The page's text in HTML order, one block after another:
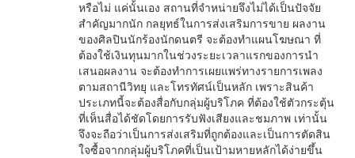
หรือไม่ แค่นั้นเอง สถานที่จำหน่ายจึงไม่ได้เป็นปัจจัย
สำคัญมากนัก กลยุทธ์ในการส่งเสริมการขาย ผลงาน
ของศิลปินนักร้องนักดนตรี จะต้องทำแผนโฆษณา ที่
ต้องใช้เงินทุนมากในช่วงระยะเวลาแรกของการนำ
เสนอผลงาน จะต้องทำการเผยแพร่ทางรายการเพลง
ตามสถานีวิทยุ และโทรทัศน์เป็นหลัก เพราะสินค้า
ประเภทนี้จะต้องสื่อกับกลุ่มผู้บริโภค ที่ต้องใช้ตัวกระตุ้น
ที่เห็นสื่อได้ชัดโดยการรับฟังเสียงและชมภาพ เท่านั้น
จึงจะถือว่าเป็นการส่งเสริมที่ถูกต้องและเป็นการตัดสิน
ใจซื้อจากกลุ่มผู้บริโภคที่เป็นเป้ามหายหลักได้ง่ายขึ้น